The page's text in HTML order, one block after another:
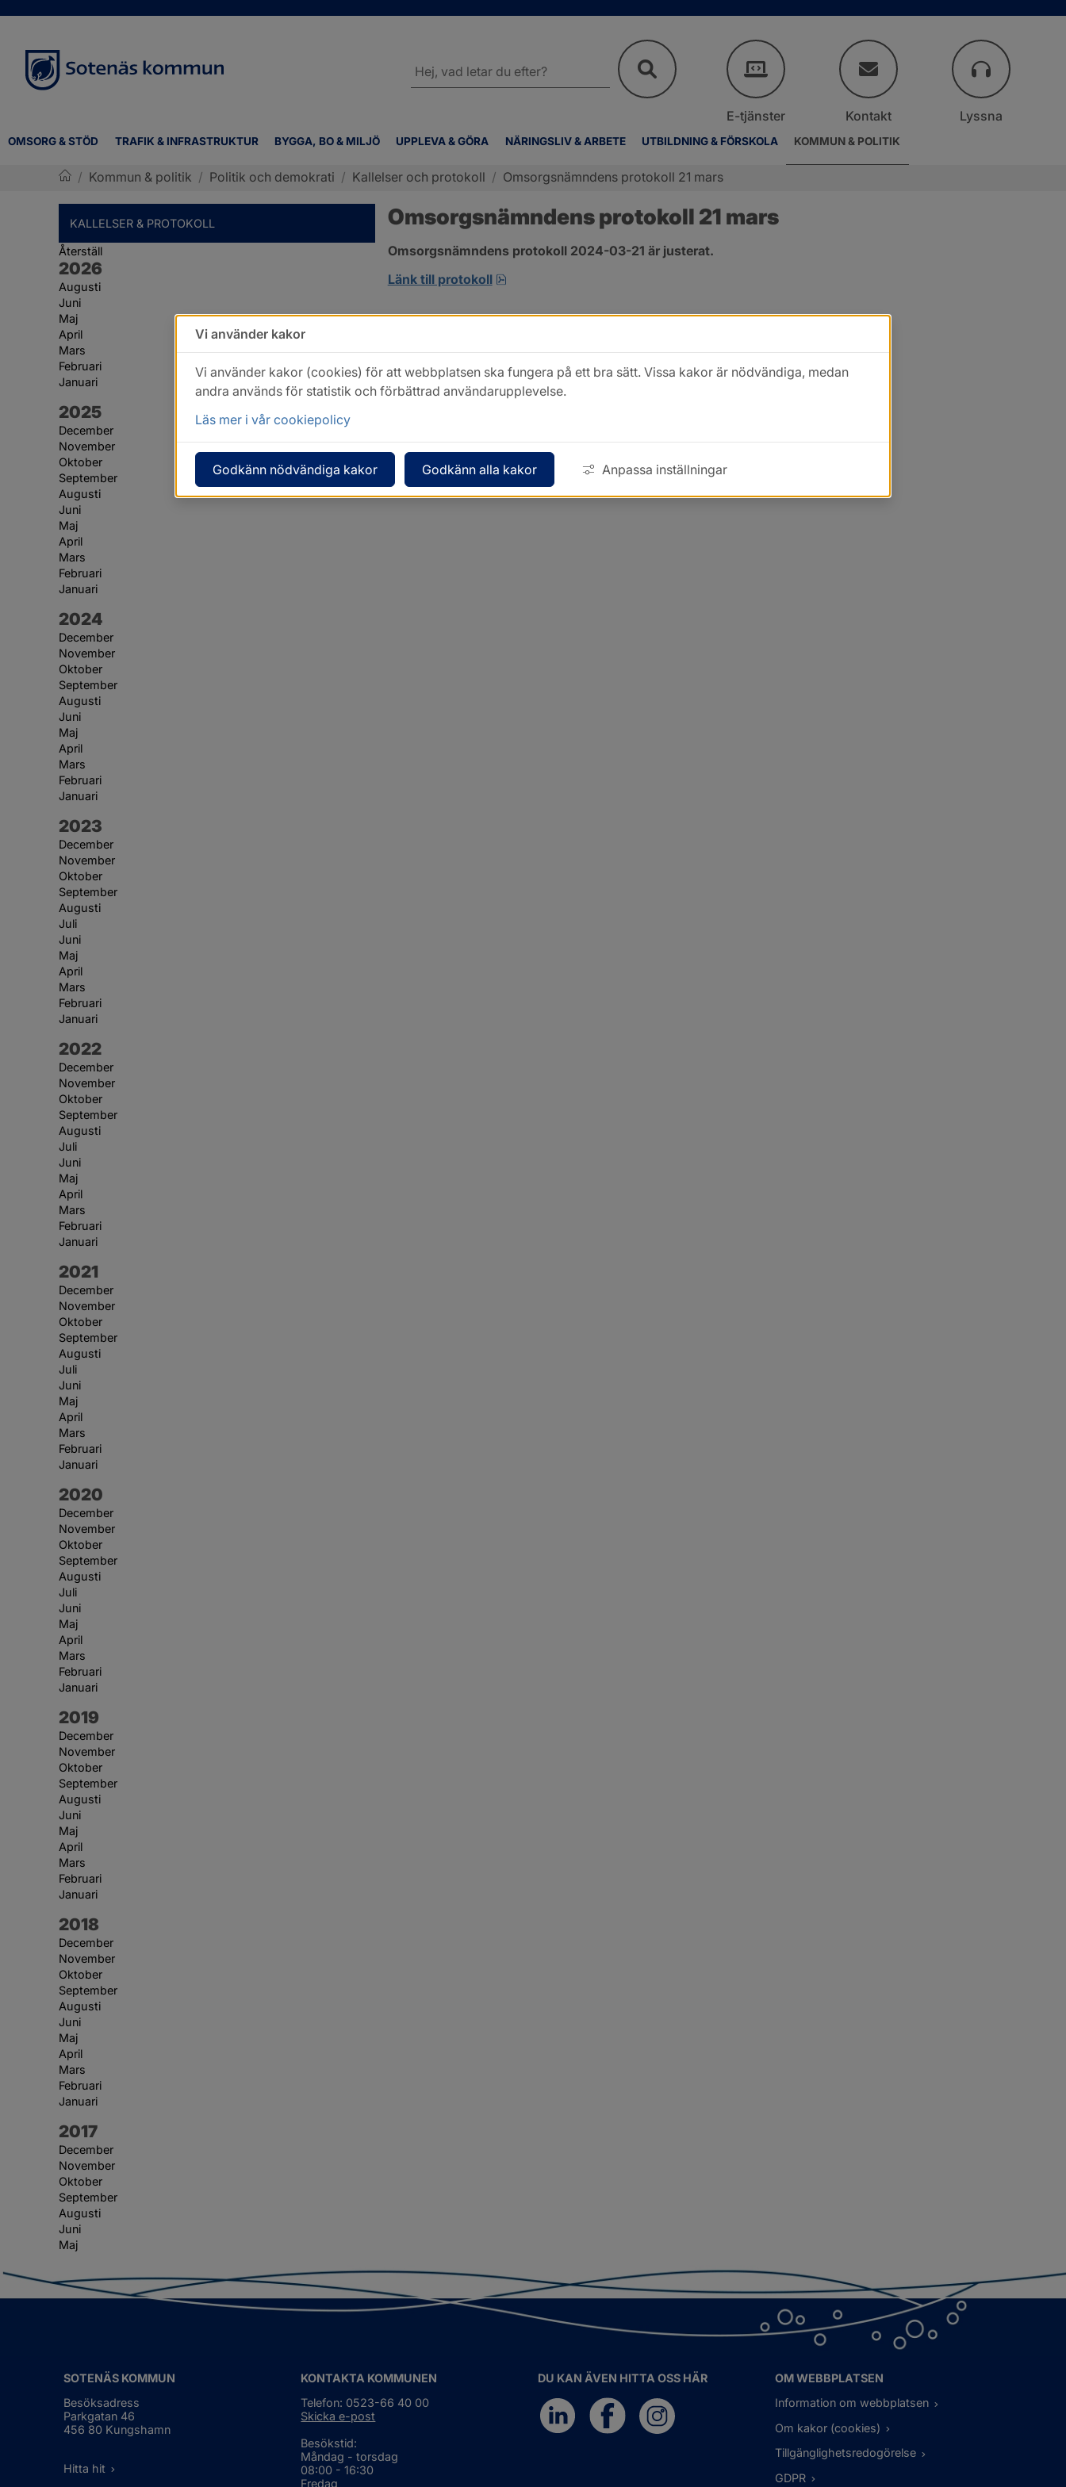
OMSORG & STÖD TRAFIK & INFRASTRUKTUR BYGGA, BO & MILJÖ UPPLEVA & GÖRA NÄRINGSLIV & ARBETE UTBILDNING & FÖRSKOLA KOMMUN & POLITIK
webbplatsen
E-tjänster Kontakt Lyssna
/ Kommun & politik / Politik och demokrati / Kallelser och protokoll / Omsorgsnämndens protokoll 21 mars
KALLELSER & PROTOKOLL
Återställ
År:
2026
Augusti
Juni
Maj
April
Mars
Februari
Januari
År:
2025
December
November
Oktober
September
Augusti
Juni
Maj
April
Mars
Februari
Januari
År:
2024
December
November
Oktober
September
Augusti
Juni
Maj
April
Mars
Februari
Januari
År:
2023
December
November
Oktober
September
Augusti
Juli
Juni
Maj
April
Mars
Februari
Januari
År:
2022
December
November
Oktober
September
Augusti
Juli
Juni
Maj
April
Mars
Februari
Januari
År:
2021
December
November
Oktober
September
Augusti
Juli
Juni
Maj
April
Mars
Februari
Januari
År:
2020
December
November
Oktober
September
Augusti
Juli
Juni
Maj
April
Mars
Februari
Januari
År:
2019
December
November
Oktober
September
Augusti
Juni
Maj
April
Mars
Februari
Januari
År:
2018
December
November
Oktober
September
Augusti
Juni
Maj
April
Mars
Februari
Januari
År:
2017
December
November
Oktober
September
Augusti
Juni
Maj
Omsorgsnämndens protokoll 21 mars
Omsorgsnämndens protokoll 2024-03-21 är justerat.
Länk till protokoll
pdf, 274.2 kB, öppnas i nytt fönster.
SOTENÄS KOMMUN
Besöksadress
Parkgatan 46
456 80 Kungshamn
Hitta hit
KONTAKTA KOMMUNEN
Telefon: 0523-66 40 00
Skicka e-post
Besökstid:
Måndag - torsdag
08:00 - 16:30
Fredag
DU KAN ÄVEN HITTA OSS HÄR
OM WEBBPLATSEN
Information om webbplatsen
Om kakor (cookies)
Tillgänglighetsredogörelse
GDPR
Vi använder kakor
Vi använder kakor (cookies) för att webbplatsen ska fungera på ett bra sätt. Vissa kakor är nödvändiga, medan
andra används för statistik och förbättrad användarupplevelse.
Läs mer i vår cookiepolicy
Godkänn nödvändiga kakor Godkänn alla kakor Anpassa inställningar